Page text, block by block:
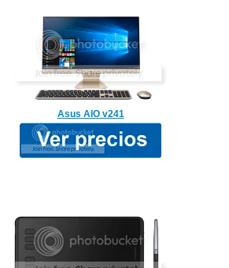
Asus AIO v241